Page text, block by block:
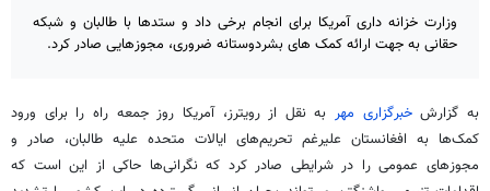
وزارت خزانه داری آمریکا برای انجام برخی داد و ستدها با طالبان و شبکه
حقانی به جهت ارائه کمک های بشردوستانه ضروری، مجوزهایی صادر کرد.
به گزارشخبرگزاری مهر به نقل از رویترز، آمریکا روز جمعه راه را برای ورود
کمک‌ها به افغانستان علیرغم تحریم‌های ایالات متحده علیه طالبان، صادر و
مجوزهای عمومی را در شرایطی صادر کرد که نگرانی‌ها حاکی از این است که